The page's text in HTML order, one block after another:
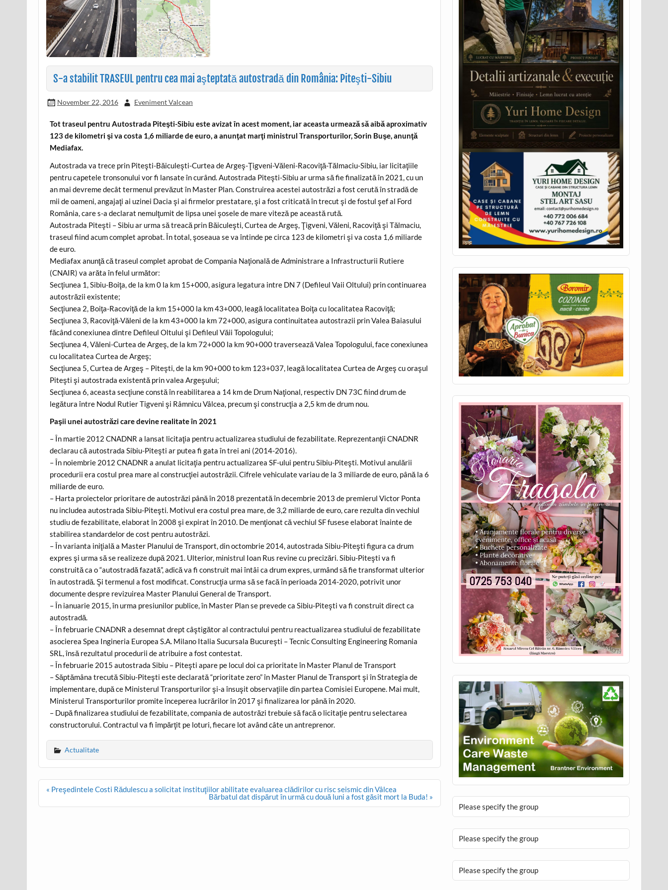
S-a stabilit TRASEUL pentru cea mai aşteptată autostradă din România: Piteşti-Sibiu
November 22, 2016 Eveniment Valcean
Tot traseul pentru Autostrada Piteşti-Sibiu este avizat în acest moment, iar aceasta urmează să aibă aproximativ
123 de kilometri şi va costa 1,6 miliarde de euro, a anunţat marţi ministrul Transporturilor, Sorin Buşe, anunţă
Mediafax.
Autostrada va trece prin Piteşti-Băiculeşti-Curtea de Argeş-Ţigveni-Văleni-Racoviţă-Tălmaciu-Sibiu, iar licitaţiile
pentru capetele tronsonului vor fi lansate în curând. Autostrada Piteşti-Sibiu ar urma să fie finalizată în 2021, cu un
an mai devreme decât termenul prevăzut în Master Plan. Construirea acestei autostrăzi a fost cerută în stradă de
mii de oameni, angajaţi ai uzinei Dacia şi ai firmelor prestatare, şi a fost criticată în trecut şi de fostul şef al Ford
România, care s-a declarat nemulţumit de lipsa unei şosele de mare viteză pe această rută.
Autostrada Piteşti – Sibiu ar urma să treacă prin Băiculeşti, Curtea de Argeş, Ţigveni, Văleni, Racoviţă şi Tălmaciu,
traseul fiind acum complet aprobat. În total, şoseaua se va întinde pe circa 123 de kilometri şi va costa 1,6 miliarde
de euro.
Mediafax anunţă că traseul complet aprobat de Compania Naţională de Administrare a Infrastructurii Rutiere
(CNAIR) va arăta în felul următor:
Secţiunea 1, Sibiu-Boiţa, de la km 0 la km 15+000, asigura legatura intre DN 7 (Defileul Vaii Oltului) prin continuarea
autostrăzii existente;
Secţiunea 2, Boiţa-Racoviţă de la km 15+000 la km 43+000, leagă localitatea Boiţa cu localitatea Racoviţă;
Secţiunea 3, Racoviţă-Văleni de la km 43+000 la km 72+000, asigura continuitatea autostrazii prin Valea Baiasului
făcând conexiunea dintre Defileul Oltului şi Defileul Văii Topologului;
Secţiunea 4, Văleni-Curtea de Argeş, de la km 72+000 la km 90+000 traversează Valea Topologului, face conexiunea
cu localitatea Curtea de Argeş;
Secţiunea 5, Curtea de Argeş – Piteşti, de la km 90+000 to km 123+037, leagă localitatea Curtea de Argeş cu oraşul
Piteşti şi autostrada existentă prin valea Argeşului;
Secţiunea 6, aceasta secţiune constă în reabilitarea a 14 km de Drum Naţional, respectiv DN 73C fiind drum de
legătura între Nodul Rutier Tigveni şi Râmnicu Vâlcea, precum şi construcţia a 2,5 km de drum nou.
Paşii unei autostrăzi care devine realitate în 2021
– În martie 2012 CNADNR a lansat licitaţia pentru actualizarea studiului de fezabilitate. Reprezentanţii CNADNR
declarau că autostrada Sibiu-Piteşti ar putea fi gata în trei ani (2014-2016).
– În noiembrie 2012 CNADNR a anulat licitaţia pentru actualizarea SF-ului pentru Sibiu-Piteşti. Motivul anulării
procedurii era costul prea mare al construcţiei autostrăzii. Cifrele vehiculate variau de la 3 miliarde de euro, până la 6
miliarde de euro.
– Harta proiectelor prioritare de autostrăzi până în 2018 prezentată în decembrie 2013 de premierul Victor Ponta
nu includea autostrada Sibiu-Piteşti. Motivul era costul prea mare, de 3,2 miliarde de euro, care rezulta din vechiul
studiu de fezabilitate, elaborat în 2008 şi expirat în 2010. De menţionat că vechiul SF fusese elaborat înainte de
stabilirea standardelor de cost pentru autostrăzi.
– În varianta iniţială a Master Planului de Transport, din octombrie 2014, autostrada Sibiu-Piteşti figura ca drum
expres şi urma să se realizeze după 2021. Ulterior, ministrul Ioan Rus revine cu precizări. Sibiu-Piteşti va fi
construită ca o “autostradă fazată”, adică va fi construit mai întâi ca drum expres, urmând să fie transformat ulterior
în autostradă. Şi termenul a fost modificat. Construcţia urma să se facă în perioada 2014-2020, potrivit unor
documente despre revizuirea Master Planului General de Transport.
– În ianuarie 2015, în urma presiunilor publice, în Master Plan se prevede ca Sibiu-Piteşti va fi construit direct ca
autostradă.
– În februarie CNADNR a desemnat drept câştigător al contractului pentru reactualizarea studiului de fezabilitate
asocierea Spea Ingineria Europea S.A. Milano Italia Sucursala Bucureşti – Tecnic Consulting Engineering Romania
SRL, însă rezultatul procedurii de atribuire a fost contestat.
– În februarie 2015 autostrada Sibiu – Piteşti apare pe locul doi ca prioritate în Master Planul de Transport
– Săptămâna trecută Sibiu-Piteşti este declarată “prioritate zero” în Master Planul de Transport şi în Strategia de
implementare, după ce Ministerul Transporturilor şi-a însuşit observaţiile din partea Comisiei Europene. Mai mult,
Ministerul Transporturilor promite începerea lucrărilor în 2017 şi finalizarea lor până în 2020.
– După finalizarea studiului de fezabilitate, compania de autostrăzi trebuie să facă o licitaţie pentru selectarea
constructorului. Contractul va fi împărţit pe loturi, fiecare lot având câte un antreprenor.
Actualitate
Post
navigation
« Preşedintele Costi Rădulescu a solicitat instituţiilor abilitate evaluarea clădirilor cu risc seismic din Vâlcea
Bărbatul dat dispărut în urmă cu două luni a fost găsit mort la Buda! »
Please specify the group
Please specify the group
Please specify the group